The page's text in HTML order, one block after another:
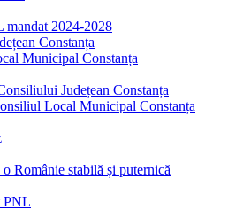
mandat 2024-2028
Constanța
Municipal Constanța
Județean Constanța
Local Municipal Constanța
Românie stabilă și puternică
PNL